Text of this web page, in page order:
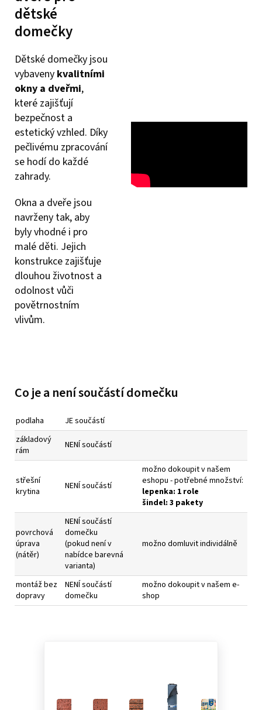
dětské
domečky
Dětské domečky jsou
vybaveny kvalitními
okny a dveřmi,
které zajišťují
bezpečnost a
estetický vzhled. Díky
pečlivému zpracování
se hodí do každé
zahrady.
Okna a dveře jsou
navrženy tak, aby
byly vhodné i pro
malé děti. Jejich
konstrukce zajišťuje
dlouhou životnost a
odolnost vůči
povětrnostním
vlivům.
Co je a není součástí domečku
podlaha
JE součástí
základový
rám
NENÍ součástí
střešní
krytina
NENÍ součástí
možno dokoupit v našem
eshopu - potřebné množství:
lepenka: 1 role
šindel: 3 pakety
povrchová
úprava
(nátěr)
NENÍ součástí
domečku
(pokud není v
nabídce barevná
varianta)
možno domluvit individálně
montáž bez
dopravy
NENÍ součástí
domečku
možno dokoupit v našem e-
shop